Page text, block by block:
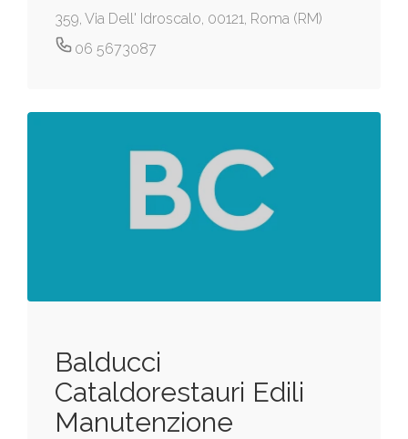
359, Via Dell' Idroscalo, 00121, Roma (RM)
06 5673087
Balducci
Cataldorestauri Edili
Manutenzione